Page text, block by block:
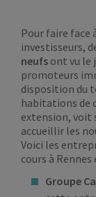
Pour faire face
investisseurs,
neufs ont vu le
promoteurs
disposition du
habitations de
extension, voit
accueillir les
Voici les
cours à
Groupe